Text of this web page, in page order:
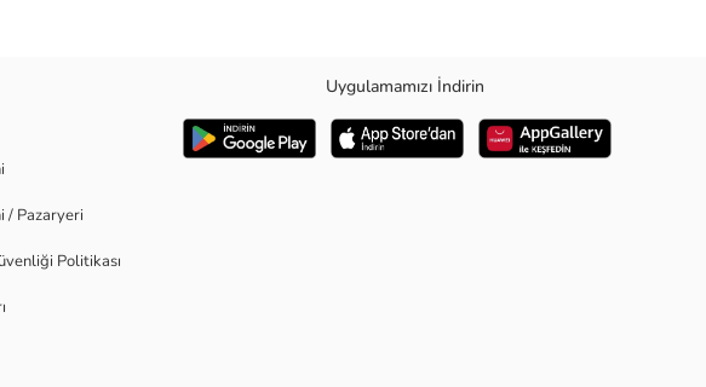
/ Pazaryeri
Politikası
Uygulamamızı İndirin